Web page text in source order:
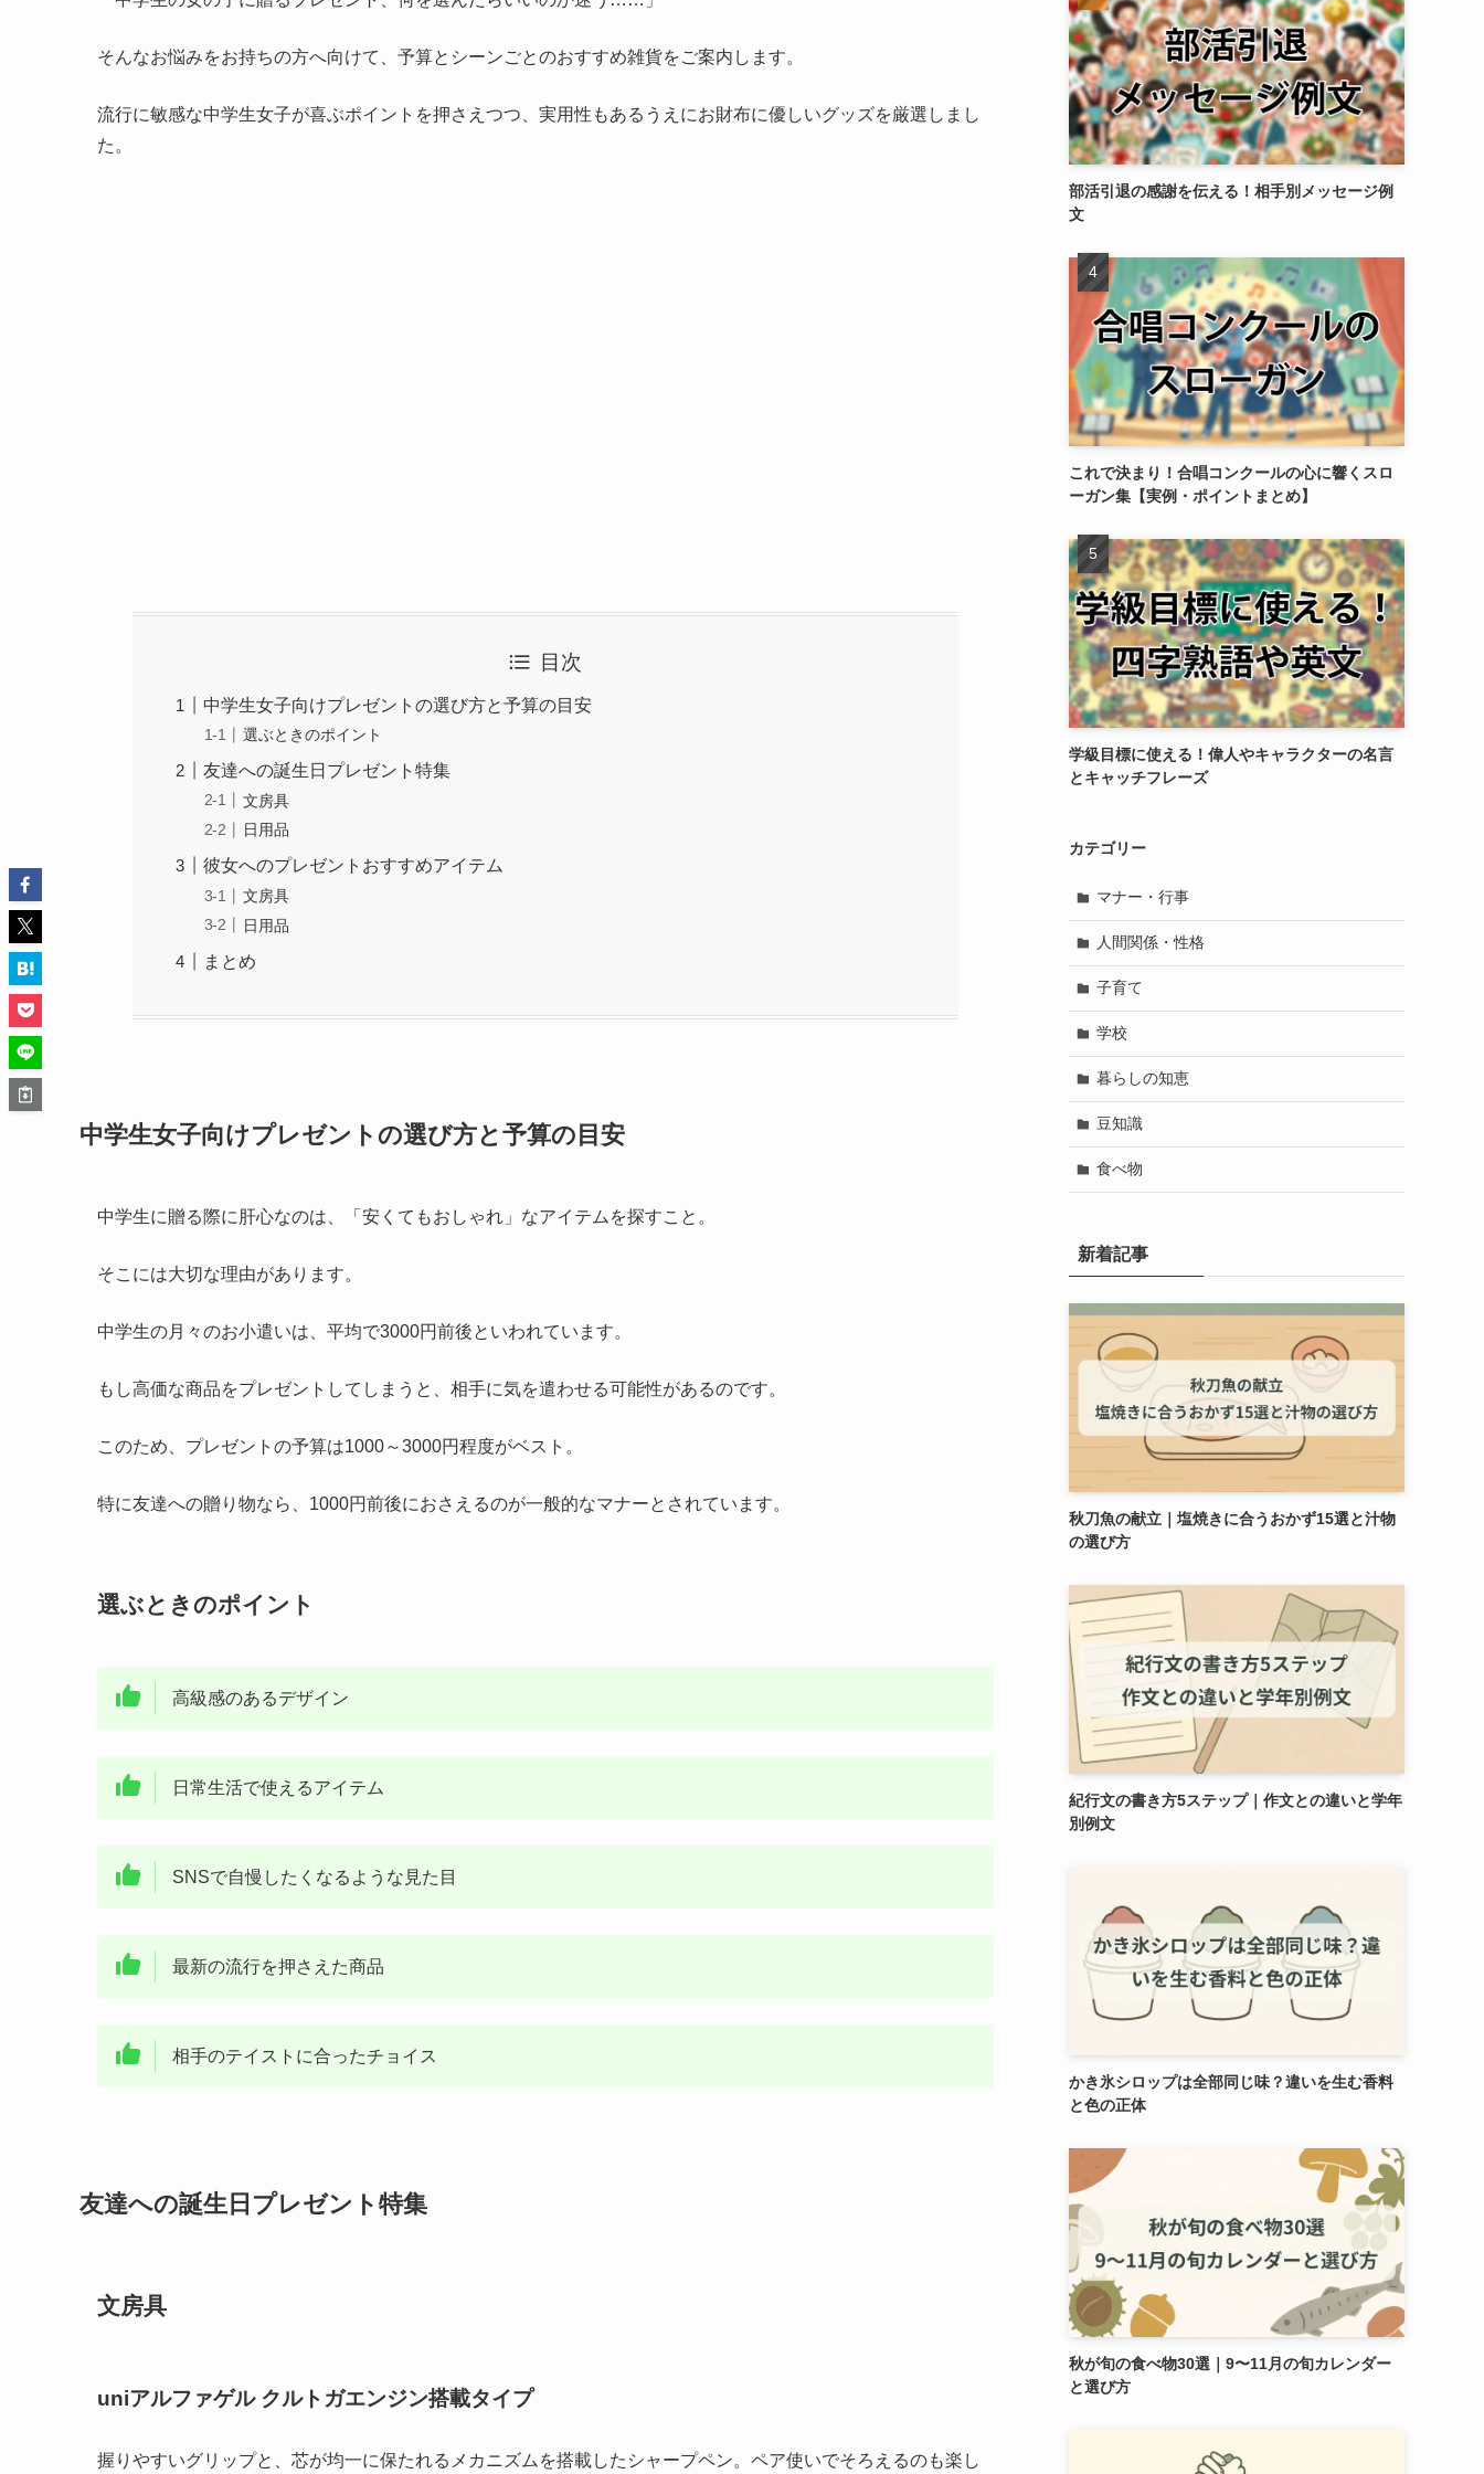
そんなお悩みをお持ちの方へ向けて、予算とシーンごとのおすすめ雑貨をご案内します。
流行に敏感な中学生女子が喜ぶポイントを押さえつつ、実用性もあるうえにお財布に優しいグッズを厳選しまし
た。
目次
中学生女子向けプレゼントの選び方と予算の目安
選ぶときのポイント
友達への誕生日プレゼント特集
文房具
日用品
彼女へのプレゼントおすすめアイテム
文房具
日用品
まとめ
中学生女子向けプレゼントの選び方と予算の目安
中学生に贈る際に肝心なのは、「安くてもおしゃれ」なアイテムを探すこと。
そこには大切な理由があります。
中学生の月々のお小遣いは、平均で3000円前後といわれています。
もし高価な商品をプレゼントしてしまうと、相手に気を遣わせる可能性があるのです。
このため、プレゼントの予算は1000～3000円程度がベスト。
特に友達への贈り物なら、1000円前後におさえるのが一般的なマナーとされています。
選ぶときのポイント
高級感のあるデザイン
日常生活で使えるアイテム
SNSで自慢したくなるような見た目
最新の流行を押さえた商品
相手のテイストに合ったチョイス
友達への誕生日プレゼント特集
文房具
uniアルファゲル クルトガエンジン搭載タイプ
握りやすいグリップと、芯が均一に保たれるメカニズムを搭載したシャープペン。ペア使いでそろえるのも楽し
部活引退の感謝を伝える！相手別メッセージ例
文
これで決まり！合唱コンクールの心に響くスロ
ーガン集【実例・ポイントまとめ】
学級目標に使える！偉人やキャラクターの名言
とキャッチフレーズ
カテゴリー
マナー・行事
人間関係・性格
子育て
学校
暮らしの知恵
豆知識
食べ物
新着記事
秋刀魚の献立｜塩焼きに合うおかず15選と汁物
の選び方
紀行文の書き方5ステップ｜作文との違いと学年
別例文
かき氷シロップは全部同じ味？違いを生む香料
と色の正体
秋が旬の食べ物30選｜9〜11月の旬カレンダー
と選び方